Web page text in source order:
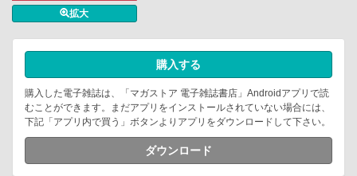
拡大
購入する
購入した電子雑誌は、「マガストア 電子雑誌書店」Androidアプリで読
むことができます。まだアプリをインストールされていない場合には、
下記「アプリ内で買う」ボタンよりアプリをダウンロードして下さい。
ダウンロード